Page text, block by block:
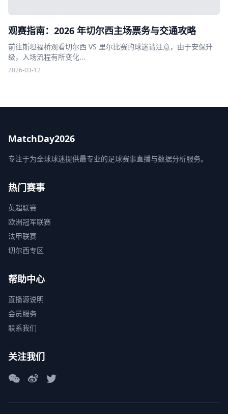
观赛指南：2026 年切尔西主场票务与交通攻略
前往斯坦福桥观看切尔西 VS 里尔比赛的球迷请注意，由于安保升
级，入场流程有所变化...
2026-03-12
MatchDay2026
专注于为全球球迷提供最专业的足球赛事直播与数据分析服务。
热门赛事
英超联赛
欧洲冠军联赛
法甲联赛
切尔西专区
帮助中心
直播源说明
会员服务
联系我们
关注我们